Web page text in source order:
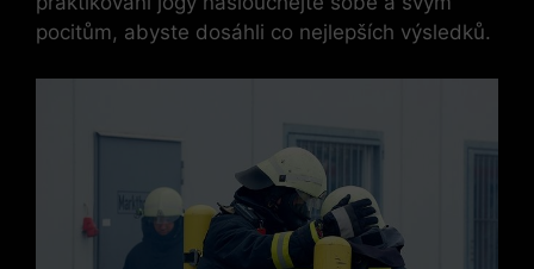
pocitům, abyste dosáhli co nejlepších výsledků.